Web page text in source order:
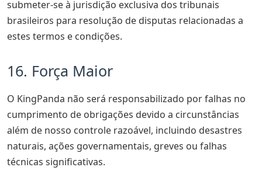
submeter-se à jurisdição exclusiva dos tribunais
brasileiros para resolução de disputas relacionadas a
estes termos e condições.
16. Força Maior
O KingPanda não será responsabilizado por falhas no
cumprimento de obrigações devido a circunstâncias
além de nosso controle razoável, incluindo desastres
naturais, ações governamentais, greves ou falhas
técnicas significativas.